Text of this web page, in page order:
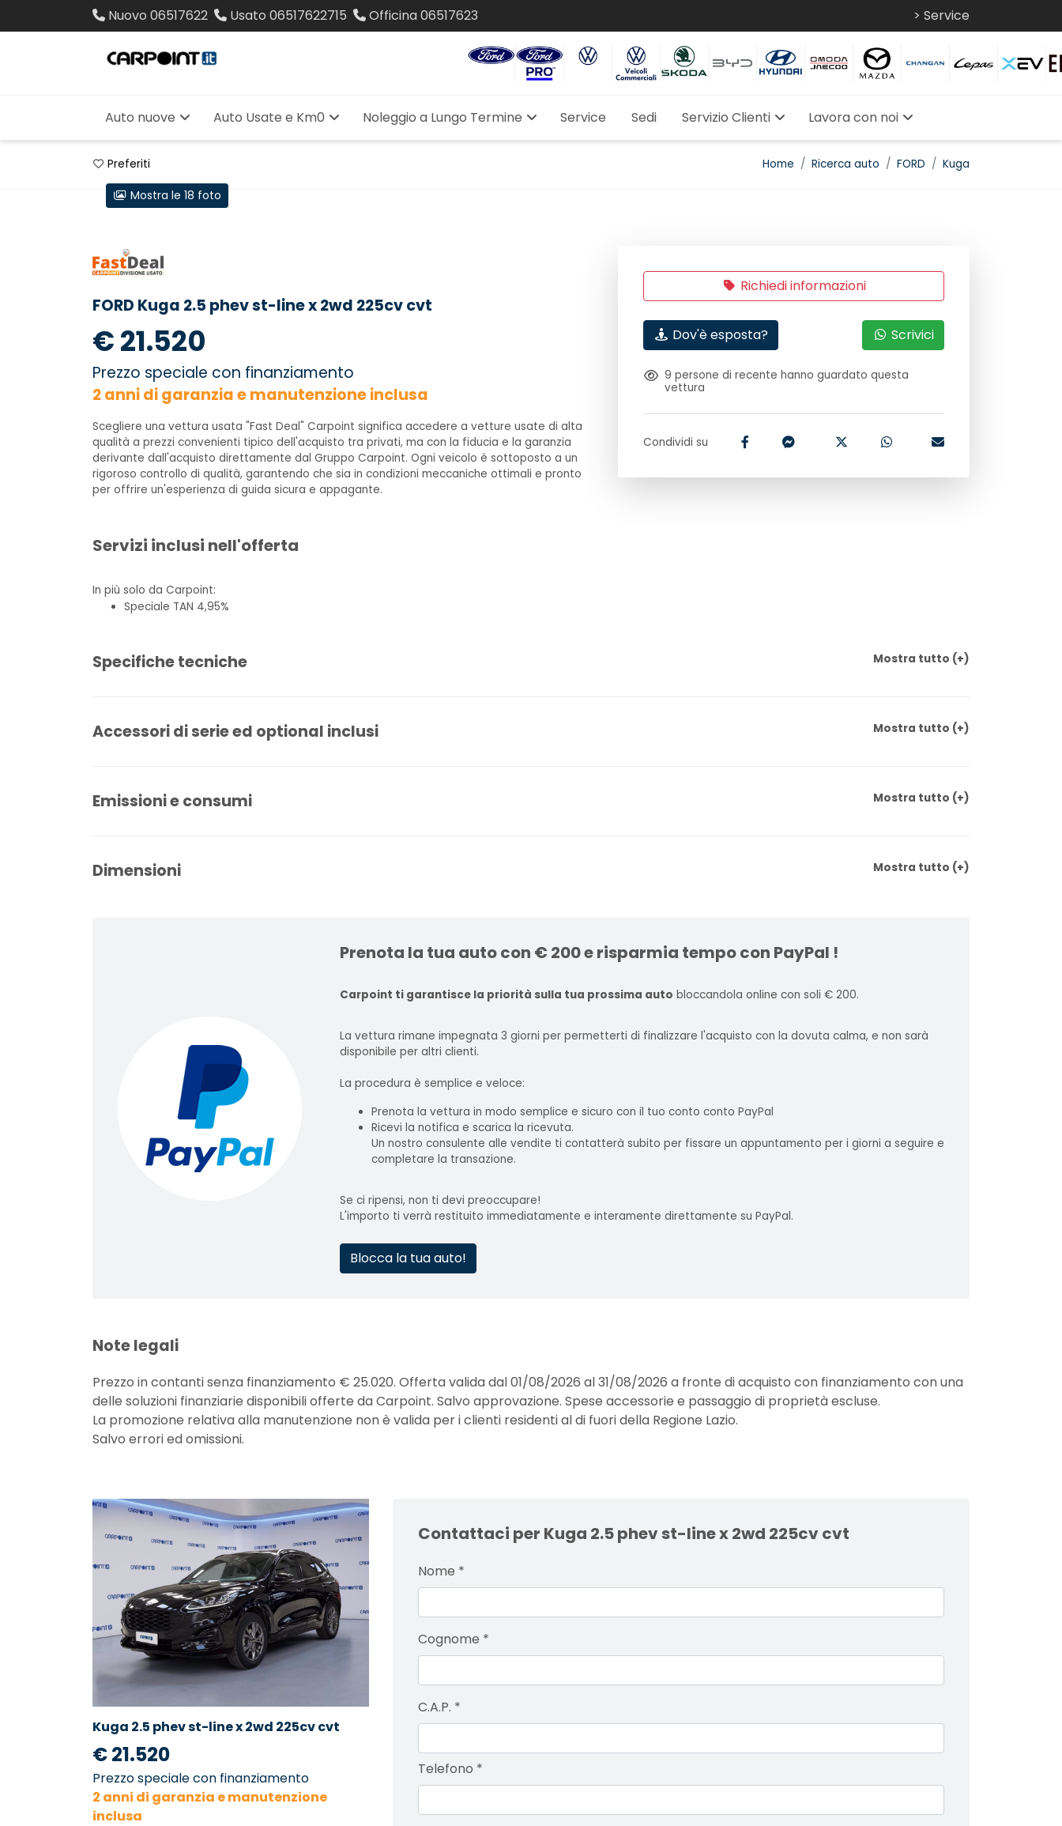
Nuovo 06517622 Usato 06517622715 Officina06517623 > Service
Auto nuove Auto Usate e Km0 Noleggio a Lungo Termine Service Sedi Servizio Clienti Lavora con noi
Preferiti Home Ricerca auto FORD Kuga
Mostra le 18 foto
FORD Kuga 2.5 phev st-line x 2wd 225cv cvt
€ 21.520
Prezzo speciale con finanziamento
2 anni di garanzia e manutenzione inclusa
Scegliere una vettura usata "Fast Deal" Carpoint significa accedere a vetture usate di alta
qualità a prezzi convenienti tipico dell'acquisto tra privati, ma con la fiducia e la garanzia
derivante dall'acquisto direttamente dal Gruppo Carpoint. Ogni veicolo è sottoposto a un
rigoroso controllo di qualità, garantendo che sia in condizioni meccaniche ottimali e pronto
per offrire un'esperienza di guida sicura e appagante.
Servizi inclusi nell'offerta
In più solo da Carpoint:
Speciale TAN 4,95%
Richiedi informazioni
Dov'è esposta? Scrivici
9 persone di recente hanno guardato questa
vettura
Condividi su
Specifiche tecniche Mostra tutto (+)
Accessori di serie ed optional inclusi Mostra tutto (+)
Emissioni e consumi Mostra tutto (+)
Dimensioni Mostra tutto (+)
Prenota la tua auto con € 200 e risparmia tempo con PayPal !
Carpoint ti garantisce la priorità sulla tua prossima auto bloccandola online con soli € 200.
La vettura rimane impegnata 3 giorni per permetterti di finalizzare l'acquisto con la dovuta calma, e non sarà
disponibile per altri clienti.
La procedura è semplice e veloce:
Prenota la vettura in modo semplice e sicuro con il tuo conto conto PayPal
Ricevi la notifica e scarica la ricevuta.
Un nostro consulente alle vendite ti contatterà subito per fissare un appuntamento per i giorni a seguire e
completare la transazione.
Se ci ripensi, non ti devi preoccupare!
L'importo ti verrà restituito immediatamente e interamente direttamente su PayPal.
Blocca la tua auto!
Note legali
Prezzo in contanti senza finanziamento € 25.020. Offerta valida dal 01/08/2026 al 31/08/2026 a fronte di acquisto con finanziamento con una
delle soluzioni finanziarie disponibili offerte da Carpoint. Salvo approvazione. Spese accessorie e passaggio di proprietà escluse.
La promozione relativa alla manutenzione non è valida per i clienti residenti al di fuori della Regione Lazio.
Salvo errori ed omissioni.
Kuga 2.5 phev st-line x 2wd 225cv cvt
€ 21.520
Prezzo speciale con finanziamento
2 anni di garanzia e manutenzione
inclusa
Contattaci per Kuga 2.5 phev st-line x 2wd 225cv cvt
Nome *
Cognome *
C.A.P. *
Telefono *